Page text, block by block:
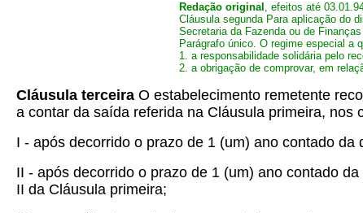
Redação original , efeitos até
Cláusula segunda Para aplicação do
Secretaria da Fazenda ou de
Parágrafo único. O regime especial a
1. a responsabilidade solidária pelo
2. a obrigação de comprovar, em
Cláusula terceira O estabelecimento remetente
a contar da saída referida na Cláusula primeira, nos
I - após decorrido o prazo de 1 (um) ano contado
II - após decorrido o prazo de 1 (um) ano contado
II da Cláusula primeira;